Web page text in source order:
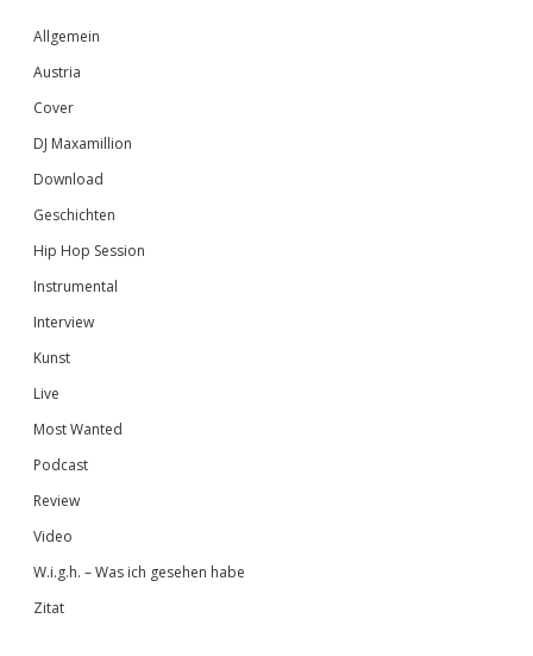
Sidebar
Allgemein
Austria
Cover
DJ Maxamillion
Download
Geschichten
Hip Hop Session
Instrumental
Interview
Kunst
Live
Most Wanted
Podcast
Review
Video
W.i.g.h. – Was ich gesehen habe
Zitat